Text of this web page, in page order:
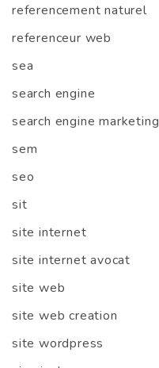
referencement naturel
referenceur web
sea
search engine
search engine marketing
sem
seo
sit
site internet
site internet avocat
site web
site web creation
site wordpress